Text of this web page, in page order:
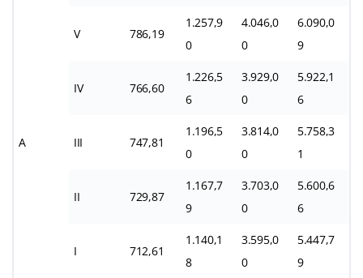
A
V 786,19
1.257,9
0
4.046,0
0
6.090,0
9
IV 766,60
1.226,5
6
3.929,0
0
5.922,1
6
III 747,81
1.196,5
0
3.814,0
0
5.758,3
1
II 729,87
1.167,7
9
3.703,0
0
5.600,6
6
I 712,61
1.140,1
8
3.595,0
0
5.447,7
9